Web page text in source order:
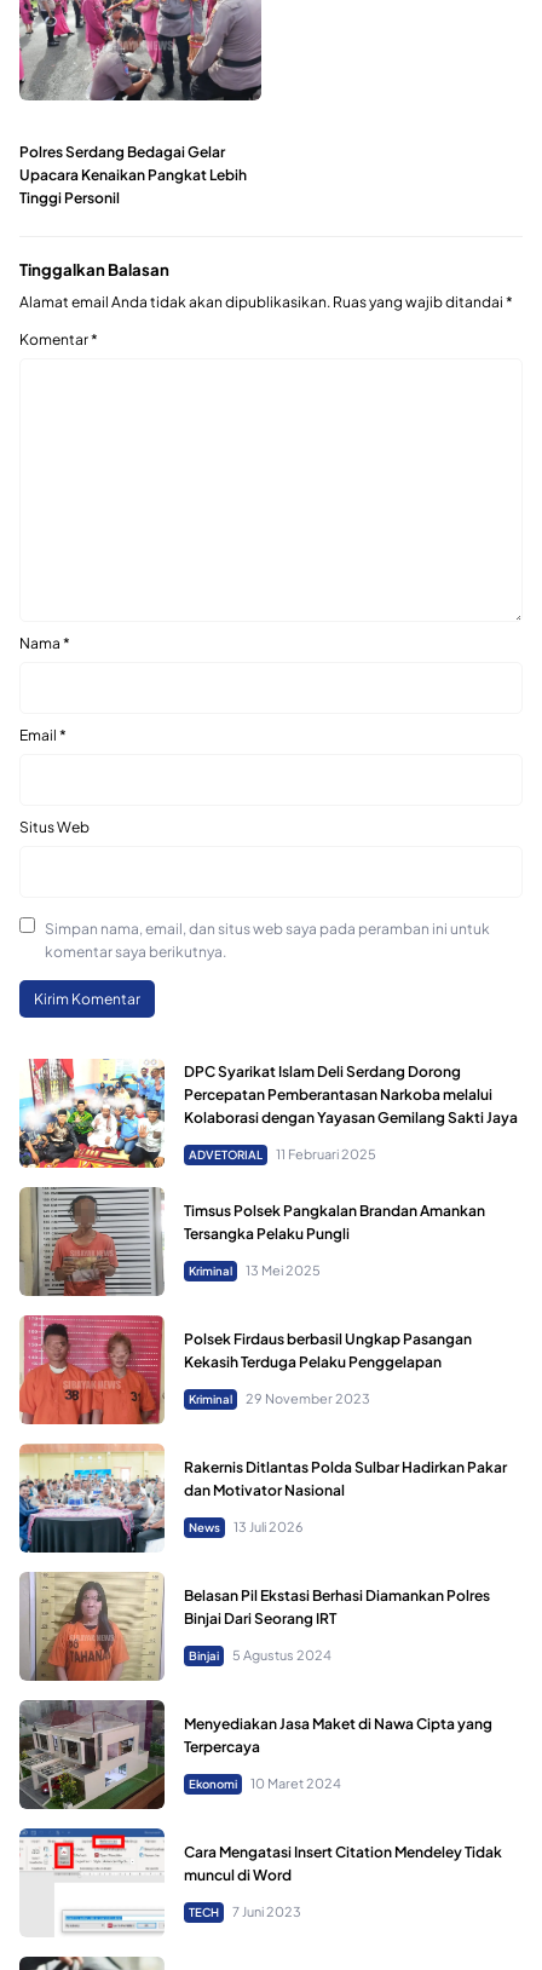
Polres Serdang Bedagai Gelar
Upacara Kenaikan Pangkat Lebih
Tinggi Personil
Tinggalkan Balasan
Alamat email Anda tidak akan dipublikasikan. Ruas yang wajib ditandai *
Komentar*
Nama *
Email *
Situs Web
Simpan nama, email, dan situs web saya pada peramban ini untuk
komentar saya berikutnya.
DPC Syarikat Islam Deli Serdang Dorong
Percepatan Pemberantasan Narkoba melalui
Kolaborasi dengan Yayasan Gemilang Sakti Jaya
ADVETORIAL 11 Februari 2025
Timsus Polsek Pangkalan Brandan Amankan
Tersangka Pelaku Pungli
Kriminal 13 Mei 2025
Polsek Firdaus berbasil Ungkap Pasangan
Kekasih Terduga Pelaku Penggelapan
Kriminal 29 November 2023
Rakernis Ditlantas Polda Sulbar Hadirkan Pakar
dan Motivator Nasional
News 13 Juli 2026
Belasan Pil Ekstasi Berhasi Diamankan Polres
Binjai Dari Seorang IRT
Binjai 5 Agustus 2024
Menyediakan Jasa Maket di Nawa Cipta yang
Terpercaya
Ekonomi 10 Maret 2024
Cara Mengatasi Insert Citation Mendeley Tidak
muncul di Word
TECH 7 Juni 2023